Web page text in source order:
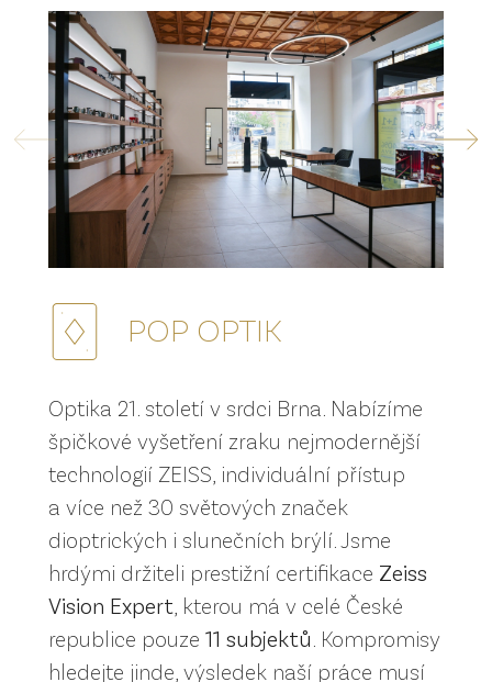
POP OPTIK
Optika 21. století v srdci Brna. Nabízíme
špičkové vyšetření zraku nejmodernější
technologií ZEISS, individuální přístup
a více než 30 světových značek
dioptrických i slunečních brýlí. Jsme
hrdými držiteli prestižní certifikace Zeiss
Vision Expert , kterou má v celé České
republice pouze 11 subjektů . Kompromisy
hledejte jinde, výsledek naší práce musí